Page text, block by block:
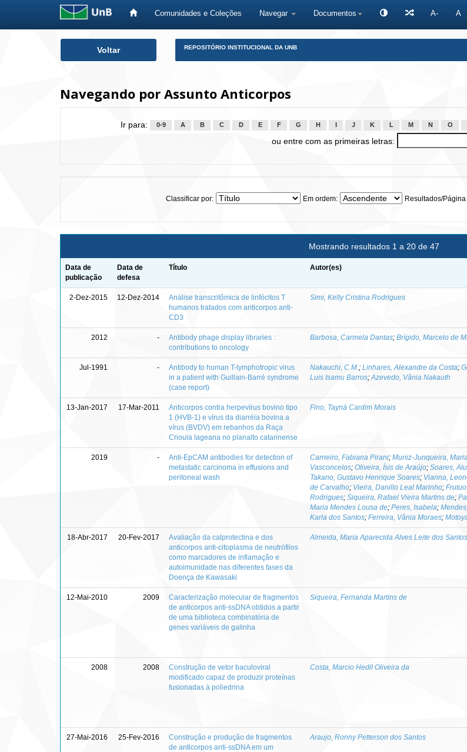
Comunidades e Coleções Navegar Documentos A- A
Voltar REPOSITÓRIO INSTITUCIONAL DA UNB
Navegando por Assunto Anticorpos
Ir para: 0-9 A B C D E F G H J K L M N O
ou entre com as primeiras letras:
Classificar por: Em ordem: Resultados/Página
Mostrando resultados 1 a 20 de 47
Data de
publicação
Data de
defesa
Título Autor(es)
2-Dez-2015 12-Dez-2014
Análise transcritômica de linfócitos T
humanos tratados com anticorpos anti-
CD3
Simi, Kelly Cristina Rodrigues
2012 -
Antibody phage display libraries :
contributions to oncology
Barbosa, Carmela Dantas; Brígido, Marcelo de
Jul-1991 -
Antibody to human T-lymphotropic virus
in a patient with Guillain-Barré syndrome
(case report)
Nakauchi, C.M. ; Linhares, Alexandre da Costa;
Luis Isamu Barros; Azevedo, Vânia Nakauth
13-Jan-2017 17-Mar-2011
Anticorpos contra herpevírus bovino tipo
1 (HVB-1) e vírus da diarréia bovina a
vírus (BVDV) em rebanhos da Raça
Crioula lageana no planalto catarinense
Fino, Tayná Cardim Morais
2019 -
Anti‑EpCAM antibodies for detection of
metastatic carcinoma in effusions and
peritoneal wash
Carneiro, Fabiana Pirani; Muniz‑Junqueira,
Vasconcelos; Oliveira, Ísis de Araújo; Soares,
Takano, Gustavo Henrique Soares; Vianna,
de Carvalho; Vieira, Danillo Leal Marinho;
Rodrigues; Siqueira, Rafael Vieira Martins de;
Maria Mendes Lousa de; Peres, Isabela;
Karla dos Santos; Ferreira, Vânia Moraes;
18-Abr-2017 20-Fev-2017
Avaliação da calprotectina e dos
anticorpos anti-citoplasma de neutrófilos
como marcadores de inflamação e
autoimunidade nas diferentes fases da
Doença de Kawasaki
Almeida, Maria Aparecida Alves Leite dos Santos
12-Mai-2010 2009
Caracterização molecular de fragmentos
de anticorpos anti-ssDNA obtidos a partir
de uma biblioteca combinatória de
genes variáveis de galinha
Siqueira, Fernanda Martins de
2008 2008
Construção de vetor baculoviral
modificado capaz de produzir proteínas
fusionadas à poliedrina
Costa, Marcio Hedil Oliveira da
27-Mai-2016 25-Fev-2016
Construção e produção de fragmentos
de anticorpos anti-ssDNA em um
Araujo, Ronny Petterson dos Santos